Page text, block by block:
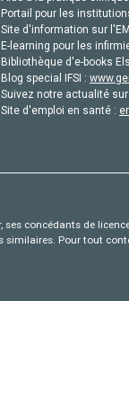
Portail pour les
Site d'information sur
E-learning pour les
Bibliothèque d'e-books
Blog special IFSI :
Suivez notre actualité
Site d'emploi en santé :
concédants de
Pour tout